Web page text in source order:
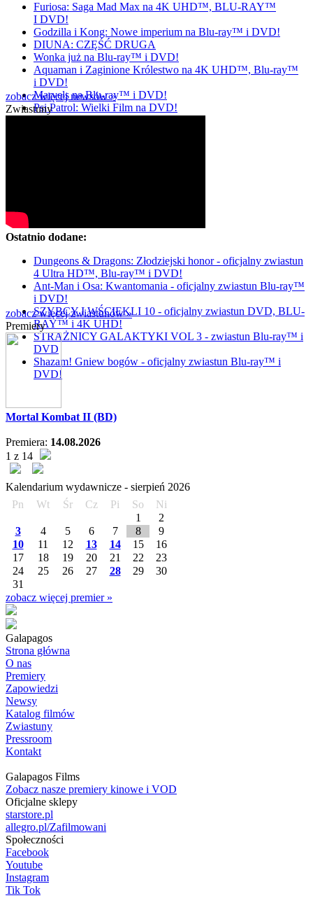
Furiosa: Saga Mad Max na 4K UHD™, BLU-RAY™
I DVD!
Godzilla i Kong: Nowe imperium na Blu-ray™ i DVD!
DIUNA: CZĘŚĆ DRUGA
Wonka już na Blu-ray™ i DVD!
Aquaman i Zaginione Królestwo na 4K UHD™, Blu-ray™
i DVD!
Marvels na Blu-ray™ i DVD!
Psi Patrol: Wielki Film na DVD!
zobacz więcej newsów »
Zwiastuny
Ostatnio dodane:
Dungeons & Dragons: Złodziejski honor - oficjalny zwiastun
4 Ultra HD™, Blu-ray™ i DVD!
Ant-Man i Osa: Kwantomania - oficjalny zwiastun Blu-ray™
i DVD!
SZYBCY I WŚCIEKLI 10 - oficjalny zwiastun DVD, BLU-
RAY™ i 4K UHD!
STRAŻNICY GALAKTYKI VOL 3 - zwiastun Blu-ray™ i
DVD
Shazam! Gniew bogów - oficjalny zwiastun Blu-ray™ i
DVD!
zobacz więcej zwiastunów »
Premiery
Mortal Kombat II (BD)
Premiera: 14.08.2026
1 z 14
Kalendarium wydawnicze - sierpień 2026
Pn
Wt Śr Cz Pi So
Ni
1
2
3
4 5 6 7 8
9
10
11 12 13 14 15
16
17
18 19 20 21 22
23
24
25 26 27 28 29
30
31
zobacz więcej premier »
Galapagos
Strona główna
O nas
Premiery
Zapowiedzi
Newsy
Katalog filmów
Zwiastuny
Pressroom
Kontakt
Galapagos Films
Zobacz nasze premiery kinowe i VOD
Oficjalne sklepy
starstore.pl
allegro.pl/Zafilmowani
Społeczności
Facebook
Youtube
Instagram
Tik Tok